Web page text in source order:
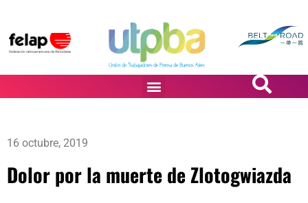
16 octubre, 2019
Dolor por la muerte de Zlotogwiazda